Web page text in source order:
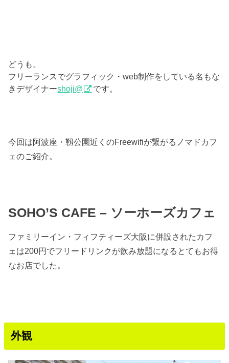
どうも。
フリーランスでグラフィック・web制作をしている名もな
きデザイナーshoji@ です。
今回は阿波座・靱公園近くのFreewifiが繋がるノマドカフ
ェのご紹介。
SOHO’S CAFE – ソーホーズカフェ
ファミリーイン・フィフティーズ大阪に併設されたカフ
ェは200円でフリードリンクが飲み放題になるとてもお得
なお店でした。
外観